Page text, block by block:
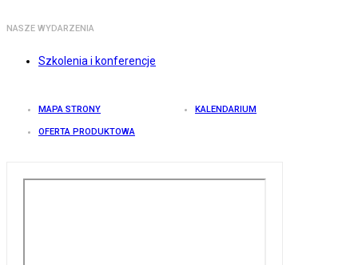
NASZE WYDARZENIA
Szkolenia i konferencje
MAPA STRONY KALENDARIUM
OFERTA PRODUKTOWA